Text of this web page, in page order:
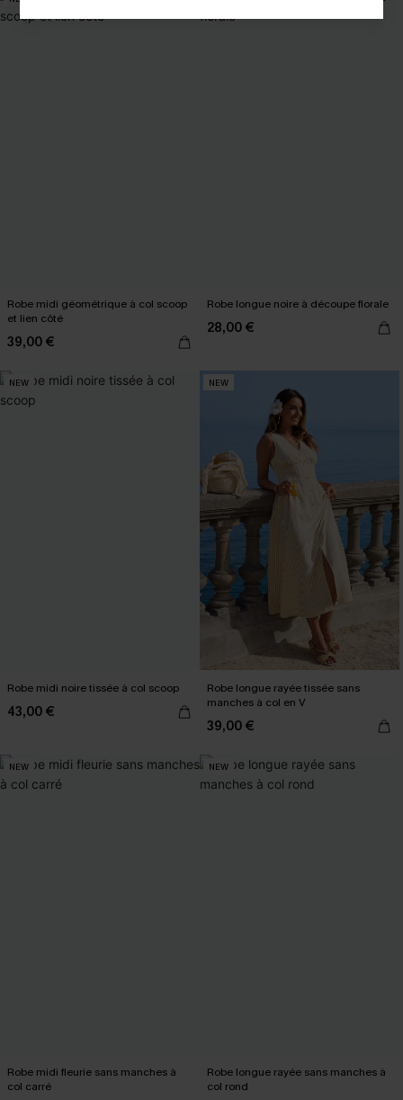
Robe midi géométrique à col scoop
et lien côté
39,00 €
Robe longue noire à découpe florale
28,00 €
NEW
Robe midi noire tissée à col scoop
43,00 €
NEW
Robe longue rayée tissée sans
manches à col en V
39,00 €
NEW
Robe midi fleurie sans manches à
col carré
NEW
Robe longue rayée sans manches à
col rond